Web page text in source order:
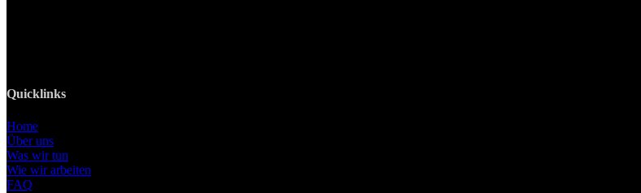
Quicklinks
Home
Über uns
Was wir tun
Wie wir arbeiten
FAQ